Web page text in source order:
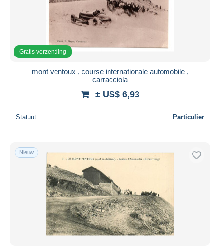
Gratis verzending
mont ventoux , course internationale automobile ,
carracciola
± US$ 6,93
Statuut Particulier
Nieuw